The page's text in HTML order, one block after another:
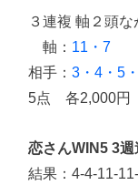
３連複 軸２頭な
軸： 11・7
相手：3・4・5
5点 各2,000円
恋さんWIN5 3週
結果：4-4-11-